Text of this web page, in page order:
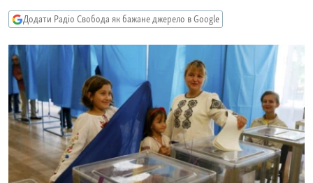
УКРАЇНА
СВІТ
СХЕМИ
КИТАЙ.ВИКЛИКИ
МУЛЬТИМЕДІА
ФОТО
СПЕЦПРОЄКТИ
ПОДКАСТИ
Додати Радіо Свобода як бажане джерело в Google